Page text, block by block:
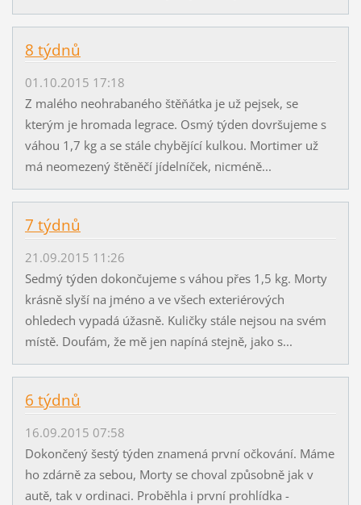
8 týdnů
01.10.2015 17:18
Z malého neohrabaného štěňátka je už pejsek, se
kterým je hromada legrace. Osmý týden dovršujeme s
váhou 1,7 kg a se stále chybějící kulkou. Mortimer už
má neomezený štěněčí jídelníček, nicméně...
7 týdnů
21.09.2015 11:26
Sedmý týden dokončujeme s váhou přes 1,5 kg. Morty
krásně slyší na jméno a ve všech exteriérových
ohledech vypadá úžasně. Kuličky stále nejsou na svém
místě. Doufám, že mě jen napíná stejně, jako s...
6 týdnů
16.09.2015 07:58
Dokončený šestý týden znamená první očkování. Máme
ho zdárně za sebou, Morty se choval způsobně jak v
autě, tak v ordinaci. Proběhla i první prohlídka -